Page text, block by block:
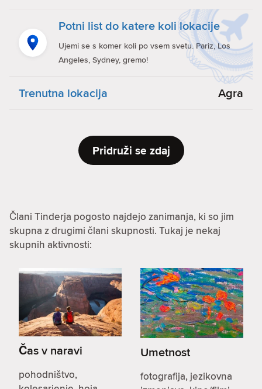
Potni list do katere koli lokacije
Ujemi se s komer koli po vsem svetu. Pariz, Los
Angeles, Sydney, gremo!
Trenutna lokacija Agra
Pridruži se zdaj
Člani Tinderja pogosto najdejo zanimanja, ki so jim
skupna z drugimi člani skupnosti. Tukaj je nekaj
skupnih aktivnosti:
Čas v naravi
pohodništvo,
Umetnost
fotografija, jezikovna